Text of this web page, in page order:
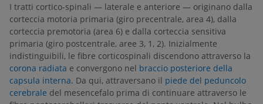
I tratti cortico-spinali — laterale e anteriore — originano dalla
corteccia motoria primaria (giro precentrale, area 4), dalla
corteccia premotoria (area 6) e dalla corteccia sensitiva
primaria (giro postcentrale, aree 3, 1, 2). Inizialmente
indistinguibili, le fibre corticospinali discendono attraverso la
corona radiata e convergono nel braccio posteriore della
capsula interna. Da qui, attraversano il piede del peduncolo
cerebrale del mesencefalo prima di continuare attraverso le